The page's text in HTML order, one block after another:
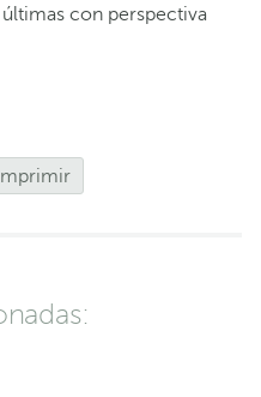
últimas con perspectiva
Imprimir